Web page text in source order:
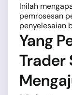
Inilah
pemrosesan
penyelesaian
Yang
Trader